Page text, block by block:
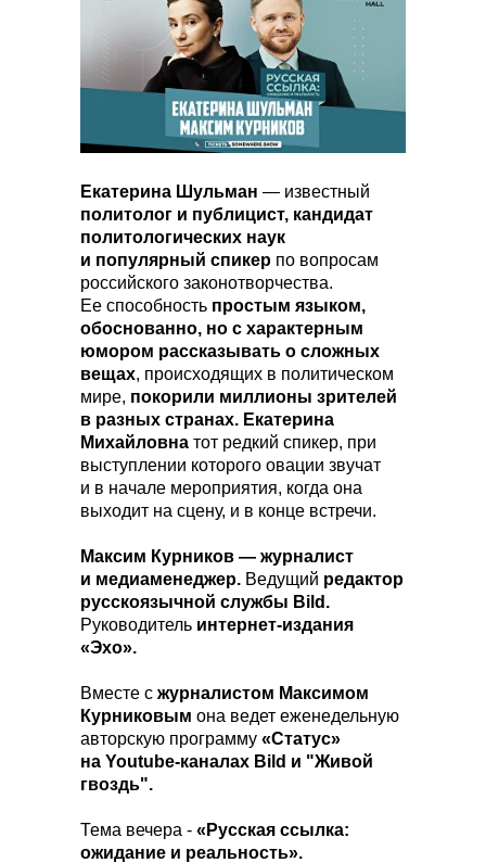
Екатерина Шульман — известный
политолог и публицист, кандидат
политологических наук
и популярный спикер по вопросам
российского законотворчества.
Ее способность простым языком,
обоснованно, но с характерным
юмором рассказывать о сложных
вещах, происходящих в политическом
мире, покорили миллионы зрителей
в разных странах. Екатерина
Михайловна тот редкий спикер, при
выступлении которого овации звучат
и в начале мероприятия, когда она
выходит на сцену, и в конце встречи.
Максим Курников — журналист
и медиаменеджер. Ведущий редактор
русскоязычной службы Bild.
Руководитель интернет-издания
«Эхо».
Вместе с журналистом Максимом
Курниковым она ведет еженедельную
авторскую программу «Статус»
на Youtube-каналах Bild и "Живой
гвоздь".
Тема вечера - «Русская ссылка:
ожидание и реальность».